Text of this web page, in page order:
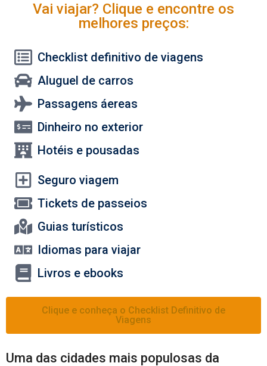
Vai viajar? Clique e encontre os
melhores preços:
Checklist definitivo de viagens
Aluguel de carros
Passagens áereas
Dinheiro no exterior
Hotéis e pousadas
Seguro viagem
Tickets de passeios
Guias turísticos
Idiomas para viajar
Livros e ebooks
Clique e conheça o Checklist Definitivo de
Viagens
Uma das cidades mais populosas da